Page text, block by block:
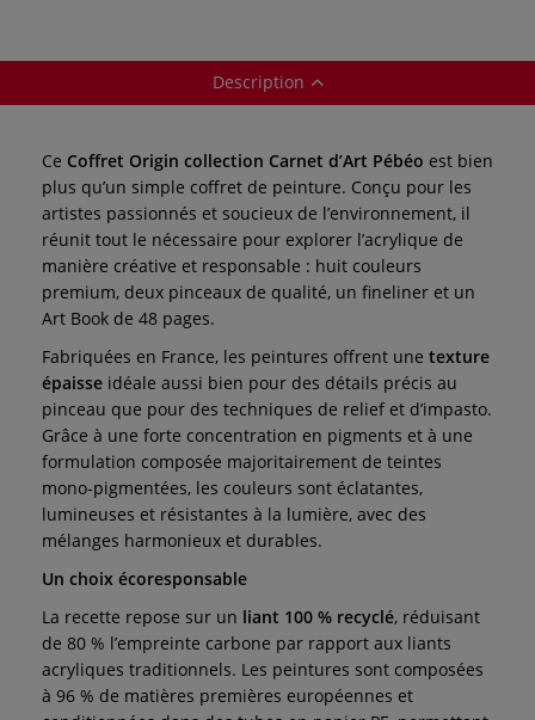
Description
Ce Coffret Origin collection Carnet d’Art Pébéo est bien
plus qu’un simple coffret de peinture. Conçu pour les
artistes passionnés et soucieux de l’environnement, il
réunit tout le nécessaire pour explorer l’acrylique de
manière créative et responsable : huit couleurs
premium, deux pinceaux de qualité, un fineliner et un
Art Book de 48 pages.
Fabriquées en France, les peintures offrent une texture
épaisse idéale aussi bien pour des détails précis au
pinceau que pour des techniques de relief et d’impasto.
Grâce à une forte concentration en pigments et à une
formulation composée majoritairement de teintes
mono-pigmentées, les couleurs sont éclatantes,
lumineuses et résistantes à la lumière, avec des
mélanges harmonieux et durables.
Un choix écoresponsable
La recette repose sur un liant 100 % recyclé, réduisant
de 80 % l’empreinte carbone par rapport aux liants
acryliques traditionnels. Les peintures sont composées
à 96 % de matières premières européennes et